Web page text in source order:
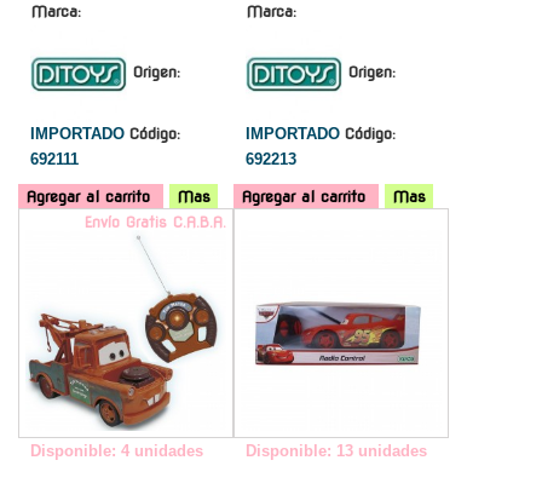
Marca:
Origen:
IMPORTADO Código:
692111
Agregar al carrito Mas
Marca:
Origen:
IMPORTADO Código:
692213
Agregar al carrito
Mas
Envío Gratis C.A.B.A.
Disponible: 4 unidades Disponible: 13 unidades